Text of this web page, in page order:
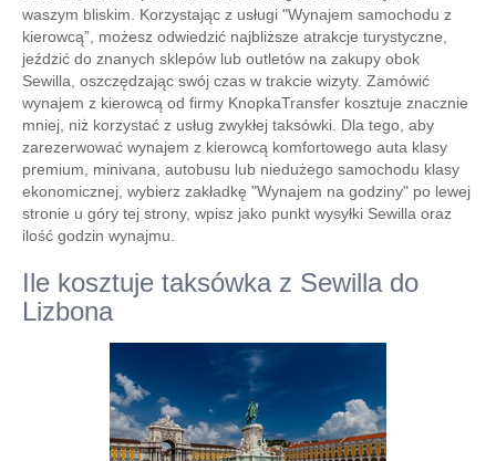
waszym bliskim. Korzystając z usługi "Wynajem samochodu z
kierowcą”, możesz odwiedzić najbliższe atrakcje turystyczne,
jeździć do znanych sklepów lub outletów na zakupy obok
Sewilla, oszczędzając swój czas w trakcie wizyty. Zamówić
wynajem z kierowcą od firmy KnopkaTransfer kosztuje znacznie
mniej, niż korzystać z usług zwykłej taksówki. Dla tego, aby
zarezerwować wynajem z kierowcą komfortowego auta klasy
premium, minivana, autobusu lub niedużego samochodu klasy
ekonomicznej, wybierz zakładkę "Wynajem na godziny" po lewej
stronie u góry tej strony, wpisz jako punkt wysyłki Sewilla oraz
ilość godzin wynajmu.
Ile kosztuje taksówka z Sewilla do
Lizbona